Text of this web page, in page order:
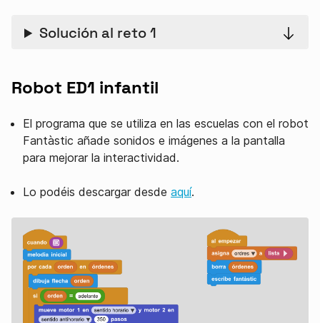
Solución al reto 1
Robot ED1 infantil
El programa que se utiliza en las escuelas con el robot
Fantàstic añade sonidos e imágenes a la pantalla
para mejorar la interactividad.
Lo podéis descargar desde aquí.